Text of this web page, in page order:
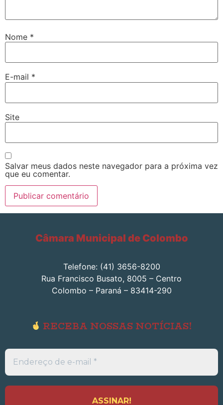
Nome *
E-mail *
Site
Salvar meus dados neste navegador para a próxima vez
que eu comentar.
Câmara Municipal de Colombo
Telefone: (41) 3656-8200
Rua Francisco Busato, 8005 – Centro
Colombo – Paraná – 83414-290
RECEBA NOSSAS NOTÍCIAS!
Endereço
de
e-
*